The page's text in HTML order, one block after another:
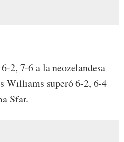
2, 7-6 a la neozelandesa
Williams superó 6-2, 6-4
Sfar.